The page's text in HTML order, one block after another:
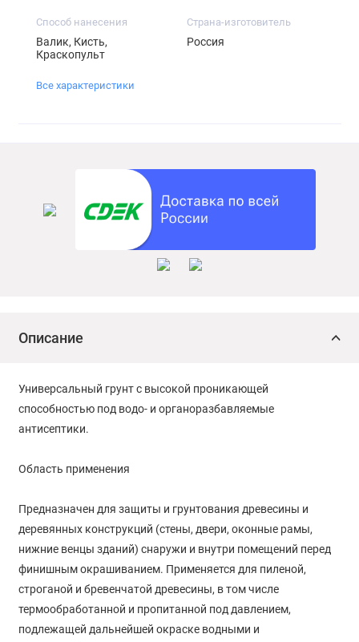
Способ нанесения
Валик, Кисть,
Краскопульт
Страна-изготовитель
Россия
Все характеристики
Описание
Универсальный грунт с высокой проникающей
способностью под водо- и органоразбавляемые
антисептики.
Область применения
Предназначен для защиты и грунтования древесины и
деревянных конструкций (стены, двери, оконные рамы,
нижние венцы зданий) снаружи и внутри помещений перед
финишным окрашиванием. Применяется для пиленой,
строганой и бревенчатой древесины, в том числе
термообработанной и пропитанной под давлением,
подлежащей дальнейшей окраске водными и